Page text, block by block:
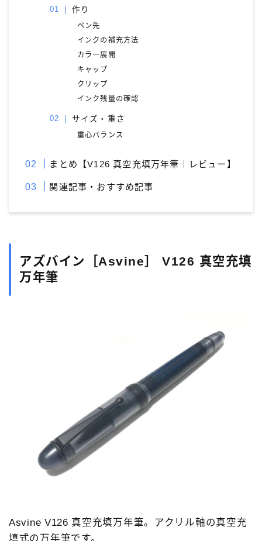
作り
ペン先
インクの補充方法
カラー展開
キャップ
クリップ
インク残量の確認
サイズ・重さ
重心バランス
まとめ【V126 真空充填万年筆｜レビュー】
関連記事・おすすめ記事
アズバイン［Asvine］ V126 真空充填
万年筆
Asvine V126 真空充填万年筆。アクリル軸の真空充
填式の万年筆です。